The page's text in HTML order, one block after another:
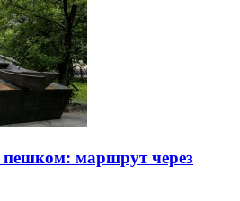
маршрут через